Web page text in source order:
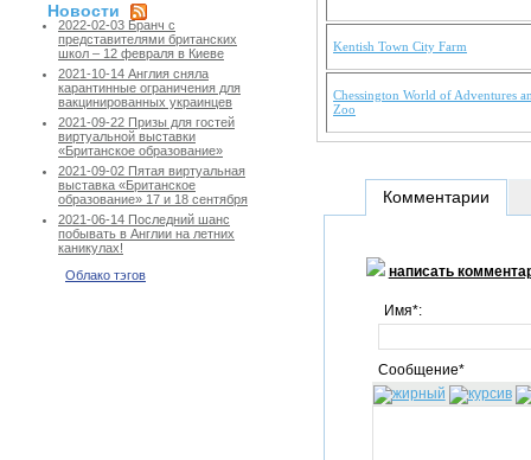
Новости
2022-02-03 Бранч с
представителями британских
школ – 12 февраля в Киеве
2021-10-14 Англия сняла
карантинные ограничения для
вакцинированных украинцев
2021-09-22 Призы для гостей
виртуальной выставки
«Британское образование»
2021-09-02 Пятая виртуальная
выставка «Британское
образование» 17 и 18 сентября
2021-06-14 Последний шанс
побывать в Англии на летних
каникулах!
Облако тэгов
Kentish Town City Farm
Chessington World of Adventures
Zoo
Комментарии
написать
Имя*:
Сообщение*